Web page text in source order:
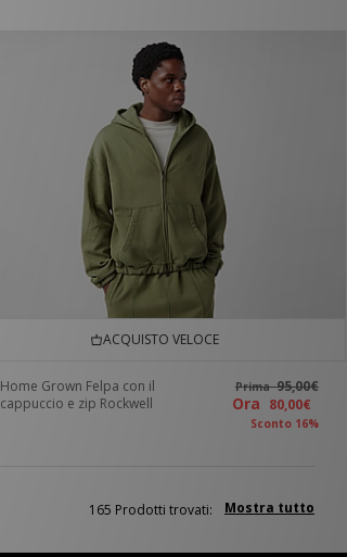
ACQUISTO VELOCE
Home Grown Felpa con il
cappuccio e zip Rockwell
Prima95,00€
Ora 80,00€
Sconto 16%
Mostra tutto
165 Prodotti trovati: